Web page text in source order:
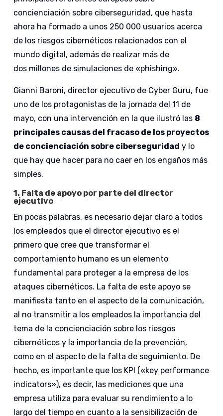
concienciación sobre ciberseguridad, que hasta
ahora ha formado a unos 250 000 usuarios acerca
de los riesgos cibernéticos relacionados con el
mundo digital, además de realizar más de
dos millones de simulaciones de «phishing».
Gianni Baroni, director ejecutivo de Cyber Guru, fue
uno de los protagonistas de la jornada del 11 de
mayo, con una intervención en la que ilustró las 8
principales causas del fracaso de los proyectos
de concienciación sobre ciberseguridad y lo
que hay que hacer para no caer en los engaños más
simples.
1. Falta de apoyo por parte del director
ejecutivo
En pocas palabras, es necesario dejar claro a todos
los empleados que el director ejecutivo es el
primero que cree que transformar el
comportamiento humano es un elemento
fundamental para proteger a la empresa de los
ataques cibernéticos. La falta de este apoyo se
manifiesta tanto en el aspecto de la comunicación,
al no transmitir a los empleados la importancia del
tema de la concienciación sobre los riesgos
cibernéticos y la importancia de la prevención,
como en el aspecto de la falta de seguimiento. De
hecho, es importante que los KPI («key performance
indicators»), es decir, las mediciones que una
empresa utiliza para evaluar su rendimiento a lo
largo del tiempo en cuanto a la sensibilización de